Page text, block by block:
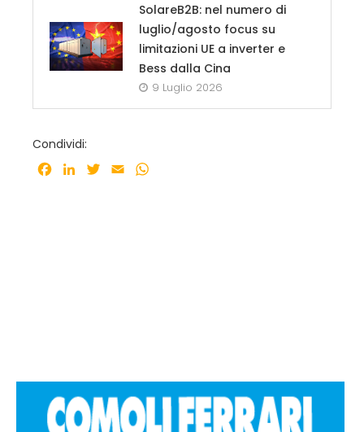
SolareB2B: nel numero di
luglio/agosto focus su
limitazioni UE a inverter e
Bess dalla Cina
9 Luglio 2026
Condividi:
Facebook
LinkedInTwitter
Email